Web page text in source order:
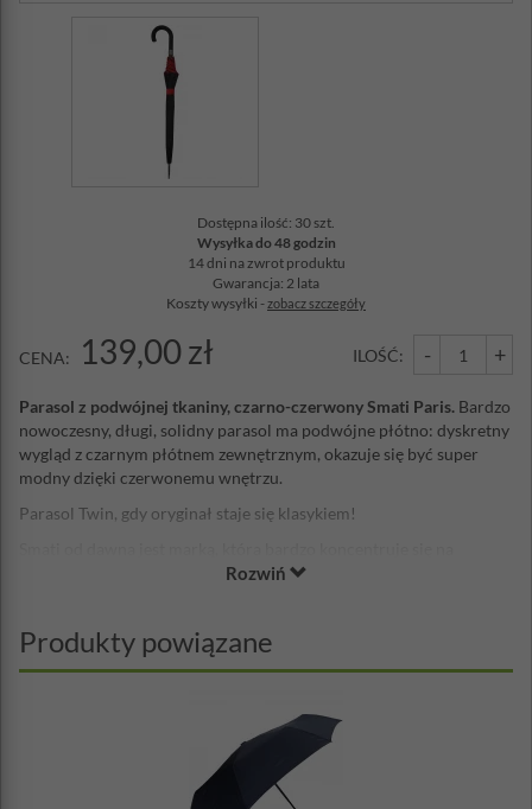
Dostępna ilość: 30 szt.
Wysyłka do 48 godzin
14 dni na zwrot produktu
Gwarancja: 2 lata
Koszty wysyłki -zobacz szczegóły
CENA: 139,00 zł ILOŚĆ: - +
Parasol z podwójnej tkaniny, czarno-czerwony Smati Paris. Bardzo
nowoczesny, długi, solidny parasol ma podwójne płótno: dyskretny
wygląd z czarnym płótnem zewnętrznym, okazuje się być super
modny dzięki czerwonemu wnętrzu.
Parasol Twin, gdy oryginał staje się klasykiem!
estetycznym wyglądzie swoich parasoli. Dysponujemy już
solidne parasole, chcemy również przynieść trochę niespodzianki
dla oczu. Te czarne parasole są bez wątpienia tymi, które sprzedają
trochę smutne. Właśnie dlatego w 2015 roku nasz zespół
projektowy pracował nad odkurzeniem tego tradycyjnego modelu i
parasol z podwójnej tkaniny
wesołych i modnych kolorów i nałożyliśmy je na wewnętrzną
Rozwiń
Produkty powiązane